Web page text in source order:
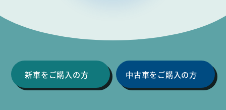
新車をご購入の方 中古車をご購入の方